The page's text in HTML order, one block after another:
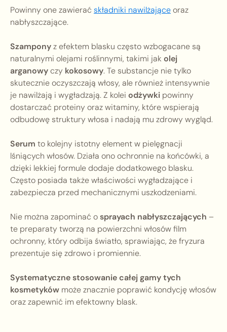
Powinny one zawierać składniki nawilżająceoraz
nabłyszczające.
Szamponyz efektem blasku często wzbogacane są
naturalnymi olejami roślinnymi, takimi jak olej
arganowyczy kokosowy. Te substancje nie tylko
skutecznie oczyszczają włosy, ale również intensywnie
je nawilżają i wygładzają. Z kolei odżywki powinny
dostarczać proteiny oraz witaminy, które wspierają
odbudowę struktury włosa i nadają mu zdrowy wygląd.
Serum to kolejny istotny element w pielęgnacji
lśniących włosów. Działa ono ochronnie na końcówki, a
dzięki lekkiej formule dodaje dodatkowego blasku.
Często posiada także właściwości wygładzające i
zabezpiecza przed mechanicznymi uszkodzeniami.
Nie można zapominać osprayach nabłyszczających –
te preparaty tworzą na powierzchni włosów film
ochronny, który odbija światło, sprawiając, że fryzura
prezentuje się zdrowo i promiennie.
Systematyczne stosowanie całej gamy tych
kosmetyków może znacznie poprawić kondycję włosów
oraz zapewnić im efektowny blask.